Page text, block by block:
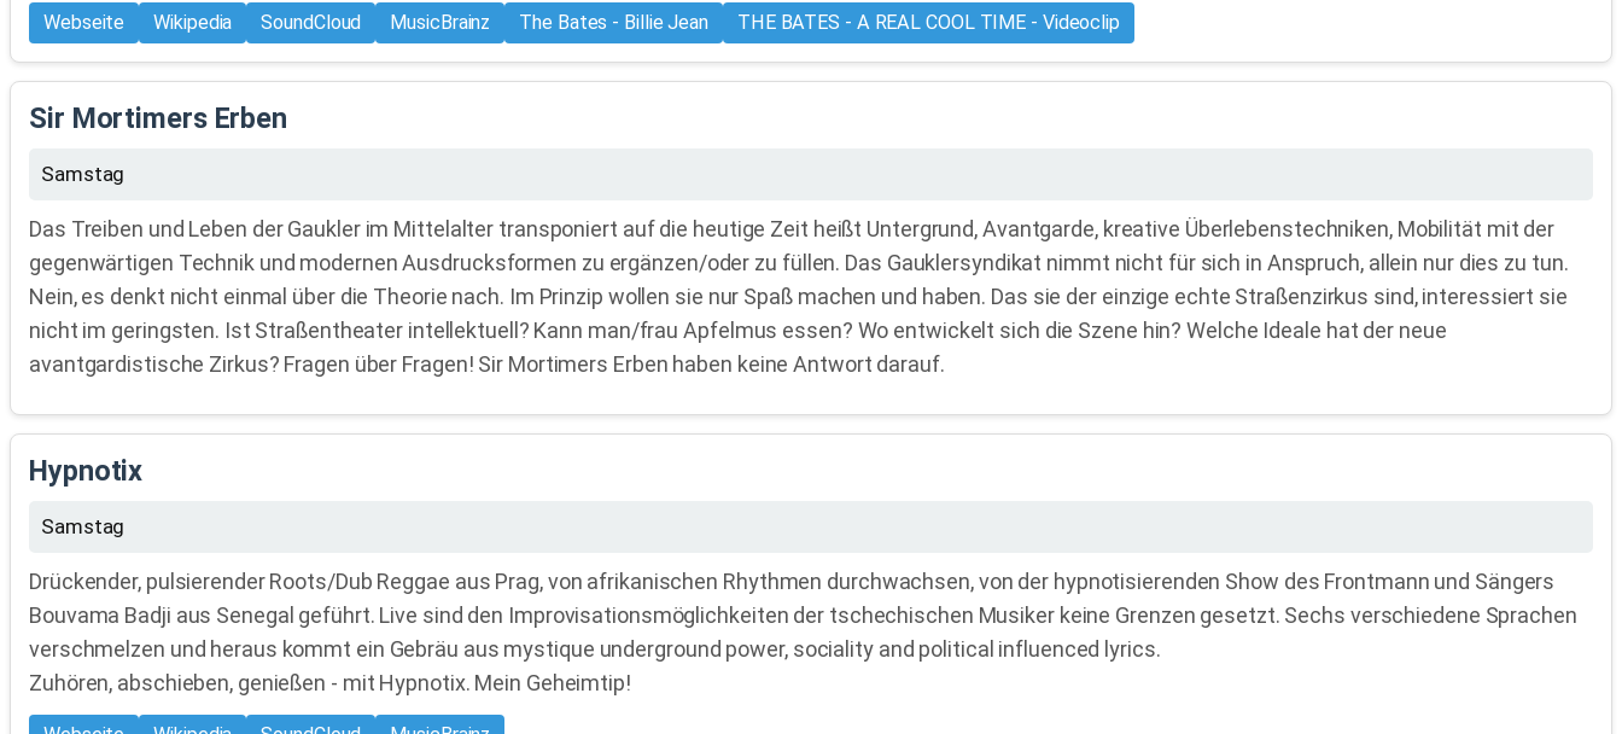
Webseite Wikipedia SoundCloud MusicBrainz The Bates - Billie Jean THE BATES - A REAL COOL TIME - Videoclip
Sir Mortimers Erben
Samstag
Das Treiben und Leben der Gaukler im Mittelalter transponiert auf die heutige Zeit heißt Untergrund, Avantgarde, kreative Überlebenstechniken, Mobilität mit der
gegenwärtigen Technik und modernen Ausdrucksformen zu ergänzen/oder zu füllen. Das Gauklersyndikat nimmt nicht für sich in Anspruch, allein nur dies zu tun.
Nein, es denkt nicht einmal über die Theorie nach. Im Prinzip wollen sie nur Spaß machen und haben. Das sie der einzige echte Straßenzirkus sind, interessiert sie
nicht im geringsten. Ist Straßentheater intellektuell? Kann man/frau Apfelmus essen? Wo entwickelt sich die Szene hin? Welche Ideale hat der neue
avantgardistische Zirkus? Fragen über Fragen! Sir Mortimers Erben haben keine Antwort darauf.
Hypnotix
Samstag
Drückender, pulsierender Roots/Dub Reggae aus Prag, von afrikanischen Rhythmen durchwachsen, von der hypnotisierenden Show des Frontmann und Sängers
Bouvama Badji aus Senegal geführt. Live sind den Improvisationsmöglichkeiten der tschechischen Musiker keine Grenzen gesetzt. Sechs verschiedene Sprachen
verschmelzen und heraus kommt ein Gebräu aus mystique underground power, sociality and political influenced lyrics.
Zuhören, abschieben, genießen - mit Hypnotix. Mein Geheimtip!